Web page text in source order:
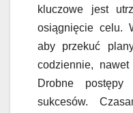
kluczowe jest
osiągnięcie celu.
aby przekuć
codziennie,
Drobne postępy
sukcesów.